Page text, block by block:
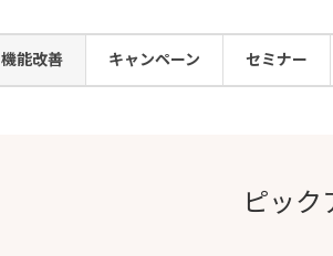
複数店舗との連携
機能改善 キャンペーン セミナー
ピック